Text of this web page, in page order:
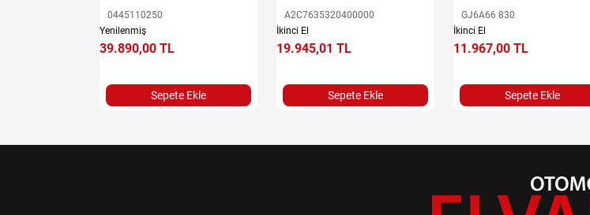
0445110250
Yenilenmiş
39.890,00 TL
Sepete Ekle
A2C7635320400000
İkinci El
19.945,01 TL
Sepete Ekle
GJ6A66 830
İkinci El
11.967,00 TL
Sepete Ekle